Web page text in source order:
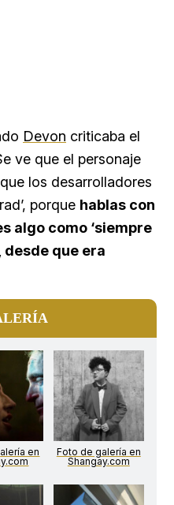
Devon criticaba el
ve que el personaje
los desarrolladores
porque hablas con
algo como ‘siempre
que era
en
Foto de galería en
Shangay.com